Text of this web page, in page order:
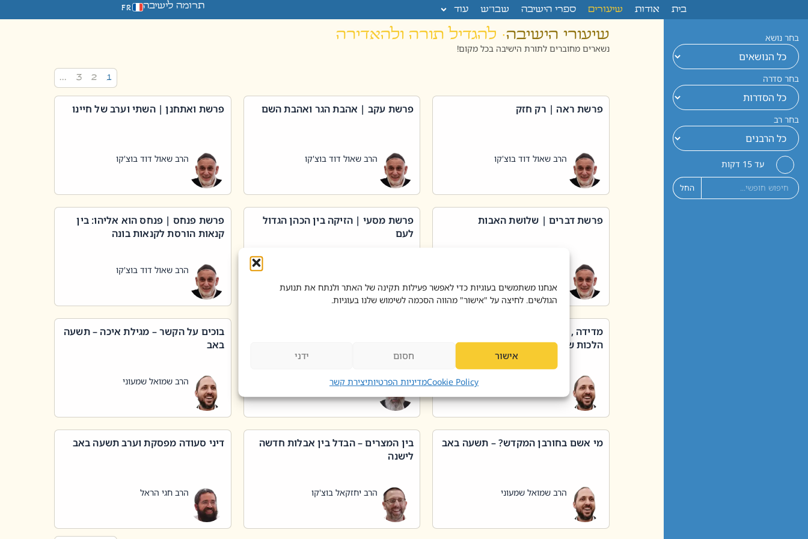
אנחנו משתמשים בעוגיות כדי לאפשר פעילות תקינה של האתר ולנתח את תנועת
הגולשים. לחיצה על "אישור" מהווה הסכמה לשימוש שלנו בעוגיות.
אישור חסום ידני
Cookie Policyמדיניות הפרטיותיצירת קשר
בית אודות שיעורים ספרי הישיבה שבו”ש עוד תרומה לישיבה FR
בחר נושא
בחר סדרה
בחר רב
עד 15 דקות
החל
שיעורי הישיבה· להגדיל תורה ולהאדירה
נשארים מחוברים לתורת הישיבה בכל מקום!
1
2
3
…
פרשת ראה | רק חזק
הרב שאול דוד בוצ'קו
פרשת עקב | אהבת הגר ואהבת השם
הרב שאול דוד בוצ'קו
פרשת ואתחנן | השתי וערב של חיינו
הרב שאול דוד בוצ'קו
פרשת דברים | שלושת האבות
פרשת מסעי | הזיקה בין הכהן הגדול
לעם
פרשת פנחס | פנחס הוא אליהו: בין
קנאות הורסת לקנאות בונה
הרב שאול דוד בוצ'קו
מדידה , קניה , שטיפת כלים בשבת –
הלכות שבת – סימן שכג
הרב יאיר בידני
בוכים על הקשר – מגילת איכה – תשעה
באב
הרב שמואל שמעוני
מי אשם בחורבן המקדש? – תשעה באב
הרב שמואל שמעוני
בין המצרים – הבדל בין אבלות חדשה
לישנה
הרב יחזקאל בוצ'קו
דיני סעודה מפסקת וערב תשעה באב
הרב חגי הראל